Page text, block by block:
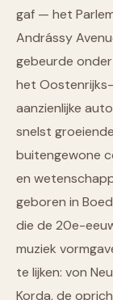
gaf — het
Andrássy
gebeurde onder
het Oostenrijks-
aanzienlijke
snelst
buitengewone
en
geboren in
die de 20e-
muziek
te lijken: von
Korda, de